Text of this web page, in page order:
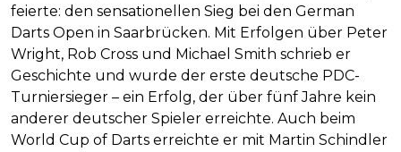
feierte: den sensationellen Sieg bei den German
Darts Open in Saarbrücken. Mit Erfolgen über Peter
Wright, Rob Cross und Michael Smith schrieb er
Geschichte und wurde der erste deutsche PDC-
Turniersieger – ein Erfolg, der über fünf Jahre kein
anderer deutscher Spieler erreichte. Auch beim
World Cup of Darts erreichte er mit Martin Schindler